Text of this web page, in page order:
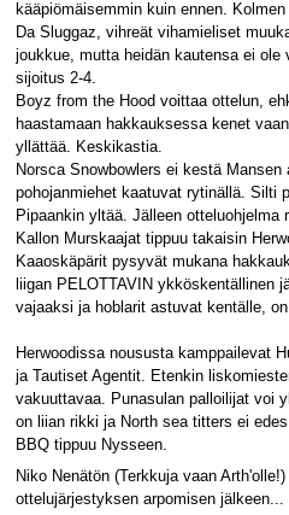
kääpiömäisemmin kuin ennen.
Da Sluggaz, vihreät vihamieliset
joukkue, mutta heidän kautensa ei ole
sijoitus 2-4.
Boyz from the Hood voittaa ottelun,
haastamaan hakkauksessa kenet
yllättää. Keskikastia.
Norsca Snowbowlers ei kestä
pohojanmiehet kaatuvat rytinällä. Silti
Pipaankin yltää. Jälleen otteluohjelma
Kallon Murskaajat tippuu takaisin
Kaaoskäpärit pysyvät mukana
liigan PELOTTAVIN ykköskentällinen
vajaaksi ja hoblarit astuvat kentälle,
Herwoodissa noususta kamppailevat
ja Tautiset Agentit. Etenkin
vakuuttavaa. Punasulan palloilijat voi
on liian rikki ja North sea titters ei
BBQ tippuu Nysseen.
Niko Nenätön (Terkkuja vaan
ottelujärjestyksen arpomisen jälkeen...